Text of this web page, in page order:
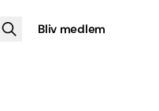
Bliv medlem